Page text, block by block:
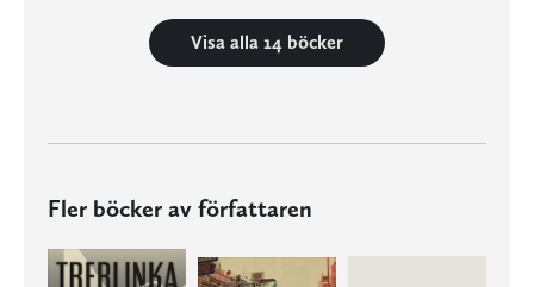
Visa alla 14 böcker
Fler böcker av författaren